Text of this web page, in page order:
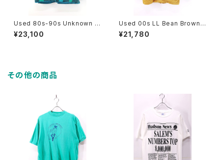
Used 80s-90s Unknown T
urquoise Quilt Patch Work
Padded Jacket Size L-XL
¥23,100
Used 00s LL Bean Brown
PRIMALOFT Liner Original
Field Hunting Jacket Size
¥21,780
その他の商品